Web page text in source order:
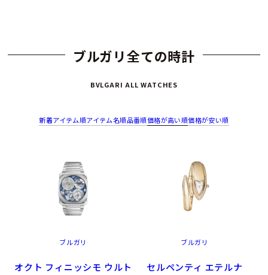
ブルガリ全ての時計
BVLGARI ALL WATCHES
新着アイテム順アイテム名順品番順価格が高い順価格が安い順
ブルガリ
オクト フィニッシモ ウルト
ブルガリ
セルペンティ エテルナ